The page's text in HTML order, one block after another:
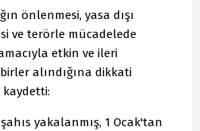
önlenmesi, yasa dışı
ve terörle mücadelede
etkin ve ileri
alındığına dikkati
yakalanmış, 1 Ocak'tan